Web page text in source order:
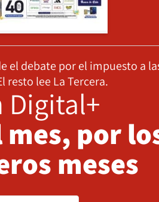
el debate por el impuesto a
resto lee La Tercera.
Digital+
mes, por
meses